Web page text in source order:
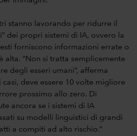
stanno lavorando per ridurre il
dei propri sistemi di IA, ovvero la
forniscono informazioni errate o
alta. “Non si tratta semplicemente
degli esseri umani”, afferma
casi, deve essere 10 volte migliore
prossimo allo zero. Di
ancora se i sistemi di IA
su modelli linguistici di grandi
a compiti ad alto rischio.”